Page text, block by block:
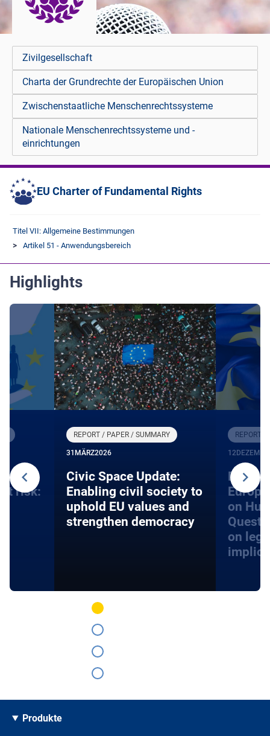
Zivilgesellschaft
Charta der Grundrechte der Europäischen Union
Zwischenstaatliche Menschenrechtssysteme
Nationale Menschenrechtssysteme und -
einrichtungen
EU Charter of Fundamental Rights
Titel VII: Allgemeine Bestimmungen
Artikel 51 - Anwendungsbereich
Highlights
risk:
REPORT / PAPER / SUMMARY
31 MÄRZ2026
​​Civic Space Update:
Enabling civil society to
uphold EU values and
strengthen democracy
REPORT /
12
EU
on
on
Produkte